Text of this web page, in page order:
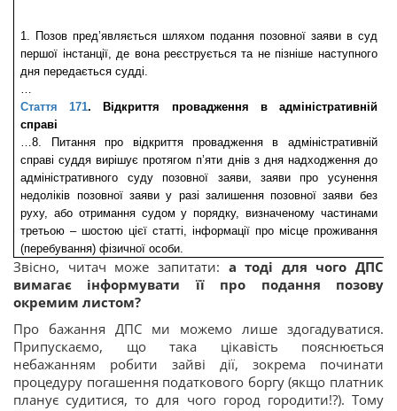
1. Позов пред’являється шляхом подання позовної заяви в суд
першої інстанції, де вона реєструється та не пізніше наступного
дня передається судді.
…
Стаття 171. Відкриття провадження в адміністративній
справі
…8. Питання про відкриття провадження в адміністративній
справі суддя вирішує протягом п’яти днів з дня надходження до
адміністративного суду позовної заяви, заяви про усунення
недоліків позовної заяви у разі залишення позовної заяви без
руху, або отримання судом у порядку, визначеному частинами
третьою – шостою цієї статті, інформації про місце проживання
(перебування) фізичної особи.
Звісно, читач може запитати: а тоді для чого ДПС
вимагає інформувати її про подання позову
окремим листом?
Про бажання ДПС ми можемо лише здогадуватися.
Припускаємо, що така цікавість пояснюється
небажанням робити зайві дії, зокрема починати
процедуру погашення податкового боргу (якщо платник
планує судитися, то для чого город городити!?). Тому